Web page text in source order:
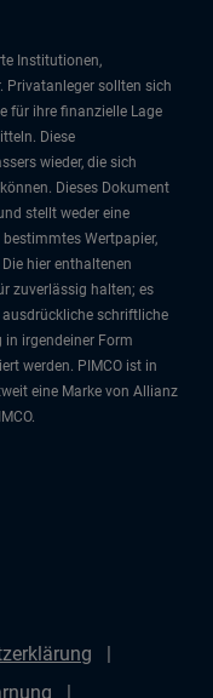
Institutionen,
Privatanleger sollten sich
für ihre finanzielle Lage
Diese
wieder, die sich
Dieses Dokument
stellt weder eine
Wertpapier,
hier enthaltenen
zuverlässig halten; es
schriftliche
in irgendeiner Form
werden. PIMCO ist in
eine Marke von Allianz